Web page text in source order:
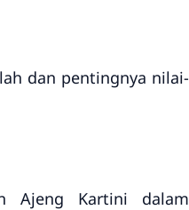
dan pentingnya nilai-
Ajeng Kartini dalam